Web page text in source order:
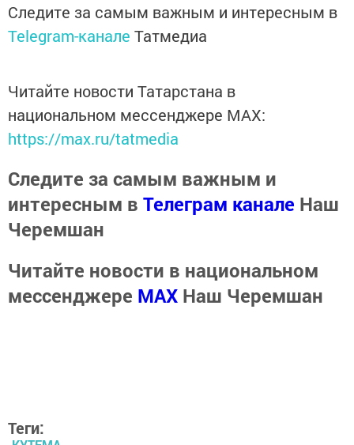
Следите за самым важным и интересным в
Telegram-канале Татмедиа
Читайте новости Татарстана в
национальном мессенджере MАХ:
https://max.ru/tatmedia
Следите за самым важным и
интересным в Телеграм канале Наш
Черемшан
Читайте новости в национальном
мессенджере MАХ Наш Черемшан
Теги: